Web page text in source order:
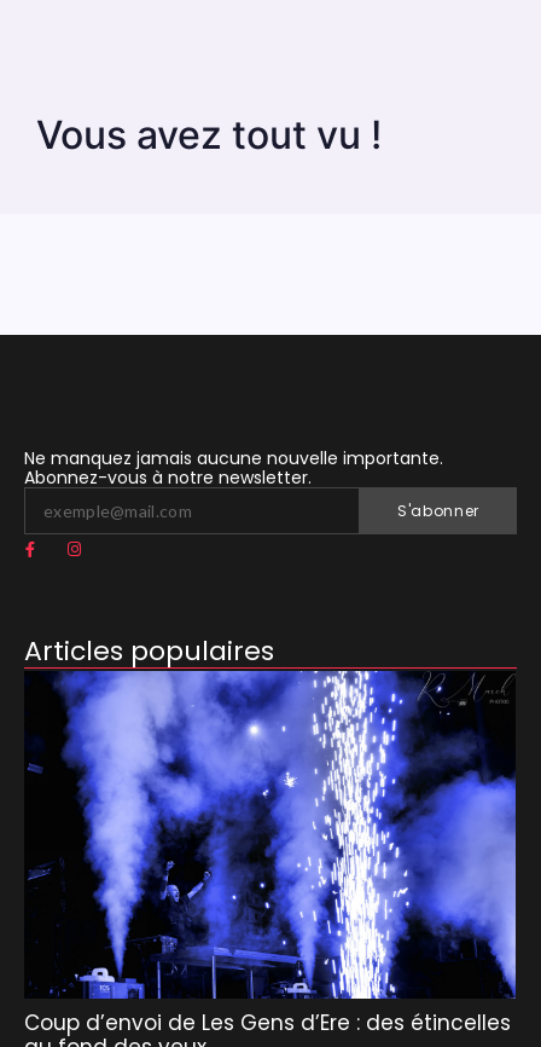
Vous avez tout vu !
Ne manquez jamais aucune nouvelle importante.
Abonnez-vous à notre newsletter.
S'abonner
Articles populaires
Coup d’envoi de Les Gens d’Ere : des étincelles